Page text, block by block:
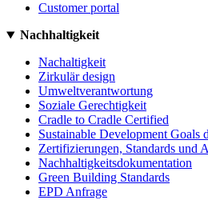
Customer portal
Nachhaltigkeit
Nachaltigkeit
Zirkulär design
Umweltverantwortung
Soziale Gerechtigkeit
Cradle to Cradle Certified
Sustainable Development Goals
Zertifizierungen, Standards und
Nachhaltigkeitsdokumentation
Green Building Standards
EPD Anfrage